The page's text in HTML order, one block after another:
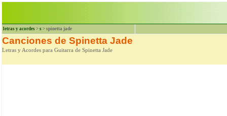
letras y acordes > s > spinetta jade
Canciones de Spinetta Jade
Letras y Acordes para Guitarra de Spinetta Jade